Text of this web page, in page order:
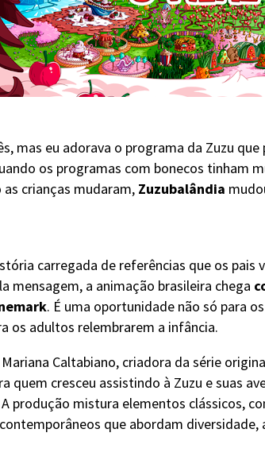
mas eu adorava o programa da Zuzu que
os programas com bonecos tinham
crianças mudaram, Zuzubalândia
carregada de referências que os pais
mensagem, a animação brasileira chega
. É uma oportunidade não só para
os adultos relembrarem a infância.
Caltabiano, criadora da série
quem cresceu assistindo à Zuzu e suas
produção mistura elementos clássicos,
que abordam diversidade,